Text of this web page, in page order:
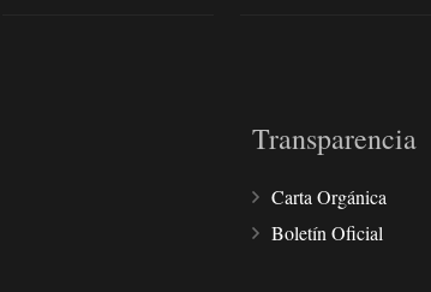
Transparencia
Carta Orgánica
Boletín Oficial